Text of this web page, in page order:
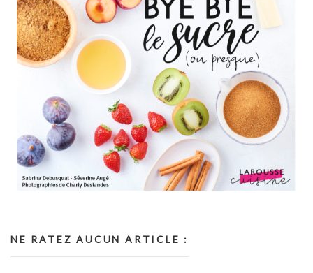
NE RATEZ AUCUN ARTICLE :